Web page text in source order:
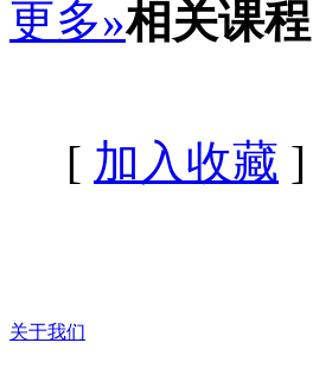
更多»相关课程
[ 加入收藏
关于我们